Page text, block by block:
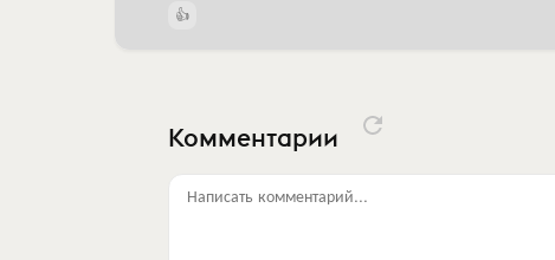
Комментарии
Написать комментарий...